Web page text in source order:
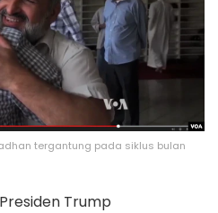
tergantung pada siklus bulan
Trump